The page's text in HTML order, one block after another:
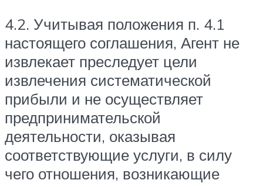
4.2. Учитывая положения п. 4.1
настоящего соглашения, Агент не
извлекает преследует цели
извлечения систематической
прибыли и не осуществляет
предпринимательской
деятельности, оказывая
соответствующие услуги, в силу
чего отношения, возникающие